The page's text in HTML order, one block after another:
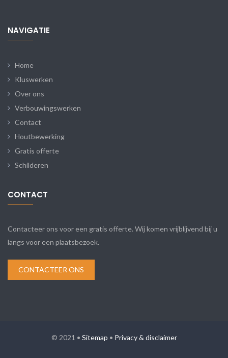
NAVIGATIE
Home
Kluswerken
Over ons
Verbouwingswerken
Contact
Houtbewerking
Gratis offerte
Schilderen
CONTACT
Contacteer ons voor een gratis offerte. Wij komen vrijblijvend bij u
langs voor een plaatsbezoek.
CONTACTEER ONS
© 2021 • Sitemap • Privacy & disclaimer